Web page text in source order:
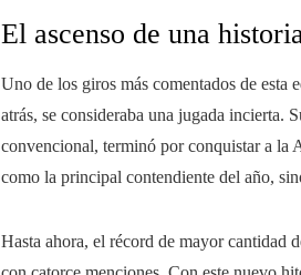
El ascenso de una
Uno de los giros más comentados de esta
atrás, se consideraba una jugada incierta.
convencional, terminó por conquistar a la
como la principal contendiente del año,
Hasta ahora, el récord de mayor cantidad